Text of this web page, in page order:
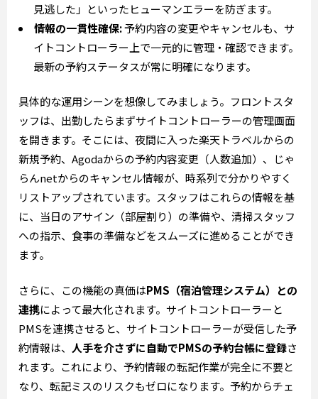
見逃した」といったヒューマンエラーを防ぎます。
情報の一貫性確保:予約内容の変更やキャンセルも、サ
イトコントローラー上で一元的に管理・確認できます。
最新の予約ステータスが常に明確になります。
具体的な運用シーンを想像してみましょう。フロントスタ
ッフは、出勤したらまずサイトコントローラーの管理画面
を開きます。そこには、夜間に入った楽天トラベルからの
新規予約、Agodaからの予約内容変更（人数追加）、じゃ
らんnetからのキャンセル情報が、時系列で分かりやすく
リストアップされています。スタッフはこれらの情報を基
に、当日のアサイン（部屋割り）の準備や、清掃スタッフ
への指示、食事の準備などをスムーズに進めることができ
ます。
さらに、この機能の真価はPMS（宿泊管理システム）との
連携によって最大化されます。サイトコントローラーと
PMSを連携させると、サイトコントローラーが受信した予
約情報は、 人手を介さずに自動でPMSの予約台帳に登録さ
れます。これにより、予約情報の転記作業が完全に不要と
なり、転記ミスのリスクもゼロになります。予約からチェ